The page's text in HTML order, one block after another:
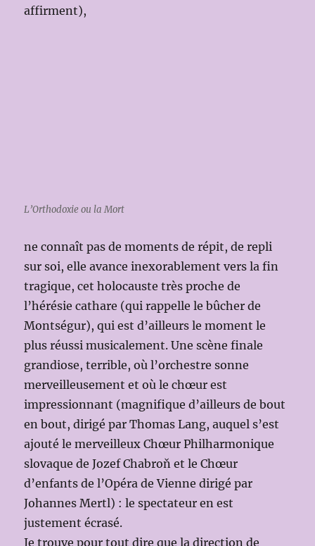
affirment),
L’Orthodoxie ou la Mort
ne connaît pas de moments de répit, de repli
sur soi, elle avance inexorablement vers la fin
tragique, cet holocauste très proche de
l’hérésie cathare (qui rappelle le bûcher de
Montségur), qui est d’ailleurs le moment le
plus réussi musicalement. Une scène finale
grandiose, terrible, où l’orchestre sonne
merveilleusement et où le chœur est
impressionnant (magnifique d’ailleurs de bout
en bout, dirigé par Thomas Lang, auquel s’est
ajouté le merveilleux Chœur Philharmonique
slovaque de Jozef Chabroň et le Chœur
d’enfants de l’Opéra de Vienne dirigé par
Johannes Mertl) : le spectateur en est
justement écrasé.
Je trouve pour tout dire que la direction de